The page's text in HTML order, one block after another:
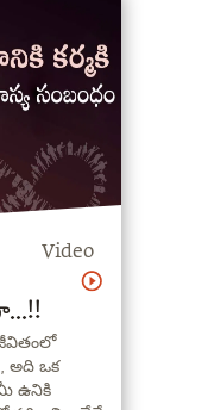
Video
జీవితంలో
అది ఒక
ఉనికి